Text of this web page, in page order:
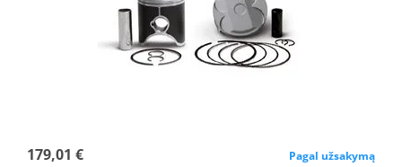
179,01 € Pagal užsakymą